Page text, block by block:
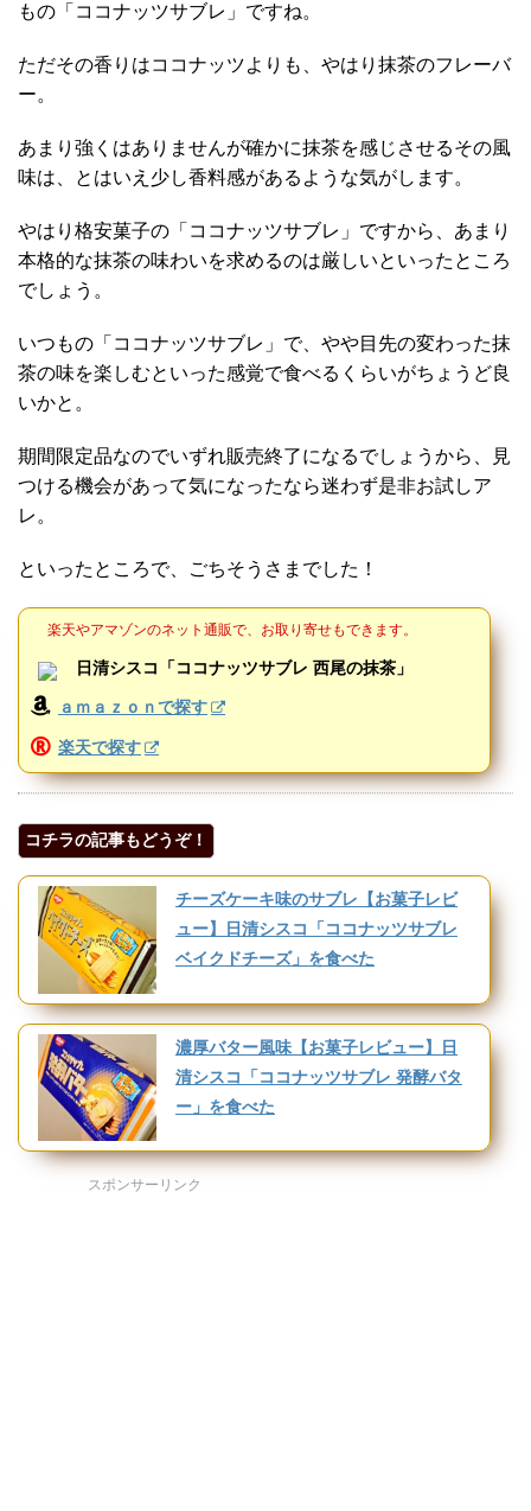
もの「ココナッツサブレ」ですね。
ただその香りはココナッツよりも、やはり抹茶のフレーバ
ー。
あまり強くはありませんが確かに抹茶を感じさせるその風
味は、とはいえ少し香料感があるような気がします。
やはり格安菓子の「ココナッツサブレ」ですから、あまり
本格的な抹茶の味わいを求めるのは厳しいといったところ
でしょう。
いつもの「ココナッツサブレ」で、やや目先の変わった抹
茶の味を楽しむといった感覚で食べるくらいがちょうど良
いかと。
期間限定品なのでいずれ販売終了になるでしょうから、見
つける機会があって気になったなら迷わず是非お試しア
レ。
といったところで、ごちそうさまでした！
楽天やアマゾンのネット通販で、お取り寄せもできます。
日清シスコ「ココナッツサブレ 西尾の抹茶」
ａｍａｚｏｎで探す
楽天で探す
コチラの記事もどうぞ！
チーズケーキ味のサブレ【お菓子レビ
ュー】日清シスコ「ココナッツサブレ
ベイクドチーズ」を食べた
濃厚バター風味【お菓子レビュー】日
清シスコ「ココナッツサブレ 発酵バタ
ー」を食べた
スポンサーリンク